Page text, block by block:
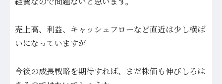
売上高、利益、キャッシュフローなど直近は少し横ば
いになっていますが
今後の成長戦略を期待すれば、まだ株価も伸びしろは